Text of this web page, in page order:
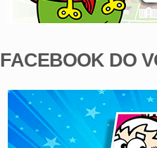
FACEBOOK DO